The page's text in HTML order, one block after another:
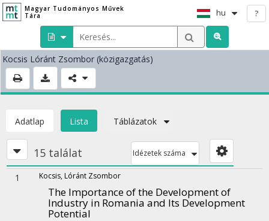
Magyar Tudományos Művek
Tára
hu ?
Kocsis Lóránt Zsombor (közigazgatás)
Adatlap Lista Táblázatok
15 találat Idézetek száma
1 Kocsis, Lóránt Zsombor
The Importance of the Development of
Industry in Romania and Its Development
Potential